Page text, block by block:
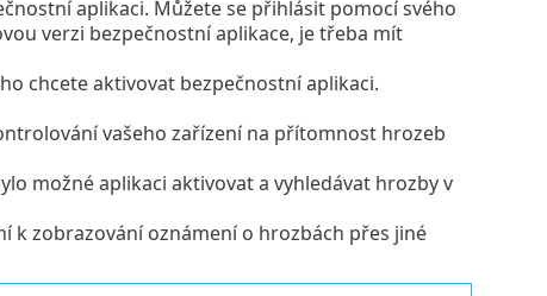
aplikaci. Můžete se přihlásit pomocí svého
verzi bezpečnostní aplikace, je třeba mít
chcete aktivovat bezpečnostní aplikaci.
vašeho zařízení na přítomnost hrozeb
možné aplikaci aktivovat a vyhledávat hrozby v
k zobrazování oznámení o hrozbách přes jiné